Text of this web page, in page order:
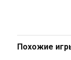
Похожие